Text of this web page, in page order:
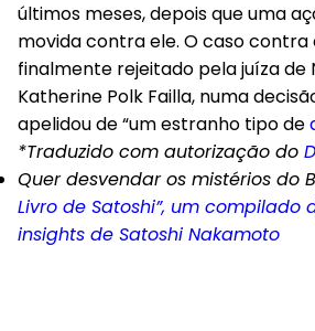
últimos meses, depois que uma
movida contra ele. O caso contra
finalmente rejeitado pela juíza de
Katherine Polk Failla, numa
apelidou de “um estranho tipo de
*Traduzido com autorização do
Quer desvendar os mistérios do
Livro de Satoshi”, um compilado
insights de Satoshi Nakamoto